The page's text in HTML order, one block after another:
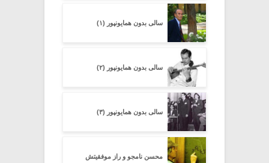
سالی بدون همایون­پور (۱)
سالی بدون همایونپور (۲)
سالی بدون همایونپور (۳)
محسن نامجو و راز موفقیتش